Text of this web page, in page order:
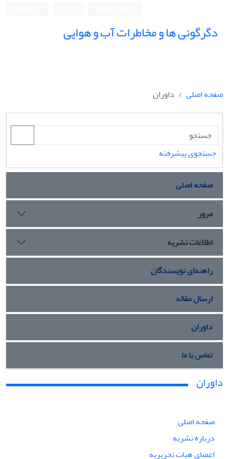
دگرگونی ها و مخاطرات آب و هوایی
صفحه اصلی داوران
جستجوی پیشرفته
صفحه اصلی
مرور
اطلاعات نشریه
راهنمای نویسندگان
ارسال مقاله
داوران
تماس با ما
داوران
صفحه اصلی
درباره نشریه
اعضای هیات تحریریه